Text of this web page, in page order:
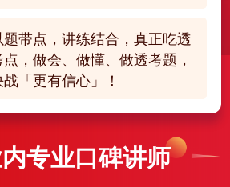
题带点，讲练结合，真正吃透
，做会、做懂、做透考题，
战「更有信心」！
专业口碑讲师